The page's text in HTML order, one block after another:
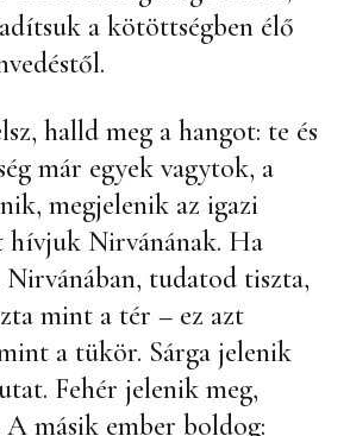
a kötöttségben élő
halld meg a hangot: te és
már egyek vagytok, a
megjelenik az igazi
hívjuk Nirvánának. Ha
Nirvánában, tudatod tiszta,
mint a tér – ez azt
a tükör. Sárga jelenik
Fehér jelenik meg,
másik ember boldog: